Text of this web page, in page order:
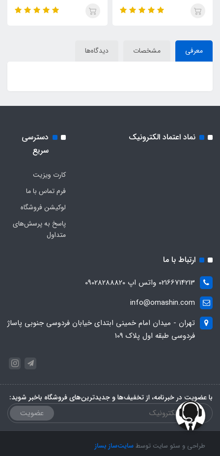
معرفی مشخصات دیدگاه‌ها
نماد اعتماد الکترونیک
دسترسی
سریع
کارت ویزیت
فرم تماس با ما
لوکیشن فروشگاه
پاسخ به پرسش‌های
متداول
ارتباط با ما
02166714213 واتس اپ 09028288820
info@omashin.com
تهران - میدان امام خمینی ابتدای خیابان فردوسی جنوبی پاساژ
فردوسی طبقه اول پلاک 109
با عضویت در خبرنامه، از تخفیف‌ها و جدیدترین‌های فروشگاه باخبر شوید:
عضویت
طراحی و سئو سایت توسطسایت‌ساز بساز